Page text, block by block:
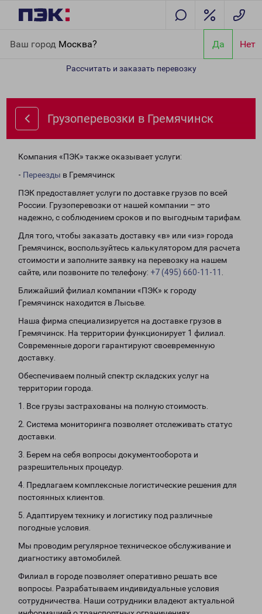
Ваш город Москва? Да Нет
Рассчитать и заказать перевозку
Грузоперевозки в Гремячинск
Компания «ПЭК» также оказывает услуги:
- Переезды в Гремячинск
ПЭК предоставляет услуги по доставке грузов по всей
России. Грузоперевозки от нашей компании – это
надежно, с соблюдением сроков и по выгодным тарифам.
Для того, чтобы заказать доставку «в» или «из» города
Гремячинск, воспользуйтесь калькулятором для расчета
стоимости и заполните заявку на перевозку на нашем
сайте, или позвоните по телефону: +7 (495) 660-11-11
Ближайший филиал компании «ПЭК» к городу
Гремячинск находится в Лысьве.
Наша фирма специализируется на доставке грузов в
Гремячинск. На территории функционирует 1 филиал.
Современные дороги гарантируют своевременную
доставку.
Обеспечиваем полный спектр складских услуг на
территории города.
1. Все грузы застрахованы на полную стоимость.
2. Система мониторинга позволяет отслеживать статус
доставки.
3. Берем на себя вопросы документооборота и
разрешительных процедур.
4. Предлагаем комплексные логистические решения для
постоянных клиентов.
5. Адаптируем технику и логистику под различные
погодные условия.
Мы проводим регулярное техническое обслуживание и
диагностику автомобилей.
Филиал в городе позволяет оперативно решать все
вопросы. Разрабатываем индивидуальные условия
сотрудничества. Наши сотрудники владеют актуальной